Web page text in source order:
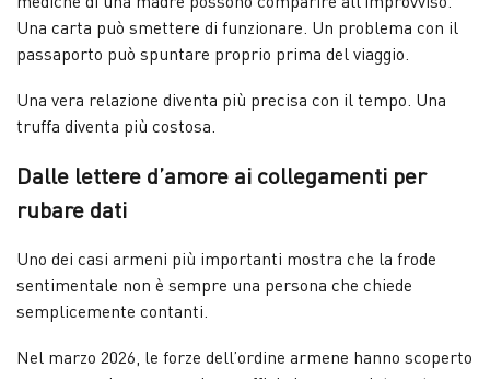
Una carta può smettere di funzionare. Un problema con il
passaporto può spuntare proprio prima del viaggio.
Una vera relazione diventa più precisa con il tempo. Una
truffa diventa più costosa.
Dalle lettere d’amore ai collegamenti per
rubare dati
Uno dei casi armeni più importanti mostra che la frode
sentimentale non è sempre una persona che chiede
semplicemente contanti.
Nel marzo 2026, le forze dell’ordine armene hanno scoperto